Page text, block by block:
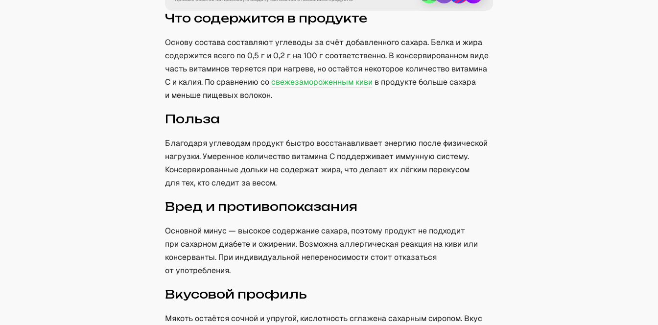
Что содержится в продукте
Основу состава составляют углеводы за счёт добавленного сахара. Белка и жира
содержится всего по 0,5 г и 0,2 г на 100 г соответственно. В консервированном виде
часть витаминов теряется при нагреве, но остаётся некоторое количество витамина
C и калия. По сравнению сосвежезамороженным киви в продукте больше сахара
и меньше пищевых волокон.
Польза
Благодаря углеводам продукт быстро восстанавливает энергию после физической
нагрузки. Умеренное количество витамина C поддерживает иммунную систему.
Консервированные дольки не содержат жира, что делает их лёгким перекусом
для тех, кто следит за весом.
Вред и противопоказания
Основной минус — высокое содержание сахара, поэтому продукт не подходит
при сахарном диабете и ожирении. Возможна аллергическая реакция на киви или
консерванты. При индивидуальной непереносимости стоит отказаться
от употребления.
Вкусовой профиль
Мякоть остаётся сочной и упругой, кислотность сглажена сахарным сиропом. Вкус